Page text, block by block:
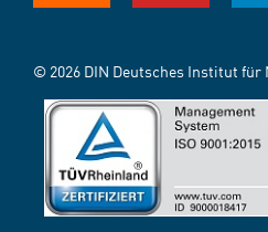
© 2026 DIN Deutsches Institut für